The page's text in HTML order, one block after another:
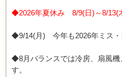
◆2026年夏休み 8/9(日)～8/13(
◆9/14(月) 今年も2026年ミス・
◆8月バランスでは冷房、扇風機
す。